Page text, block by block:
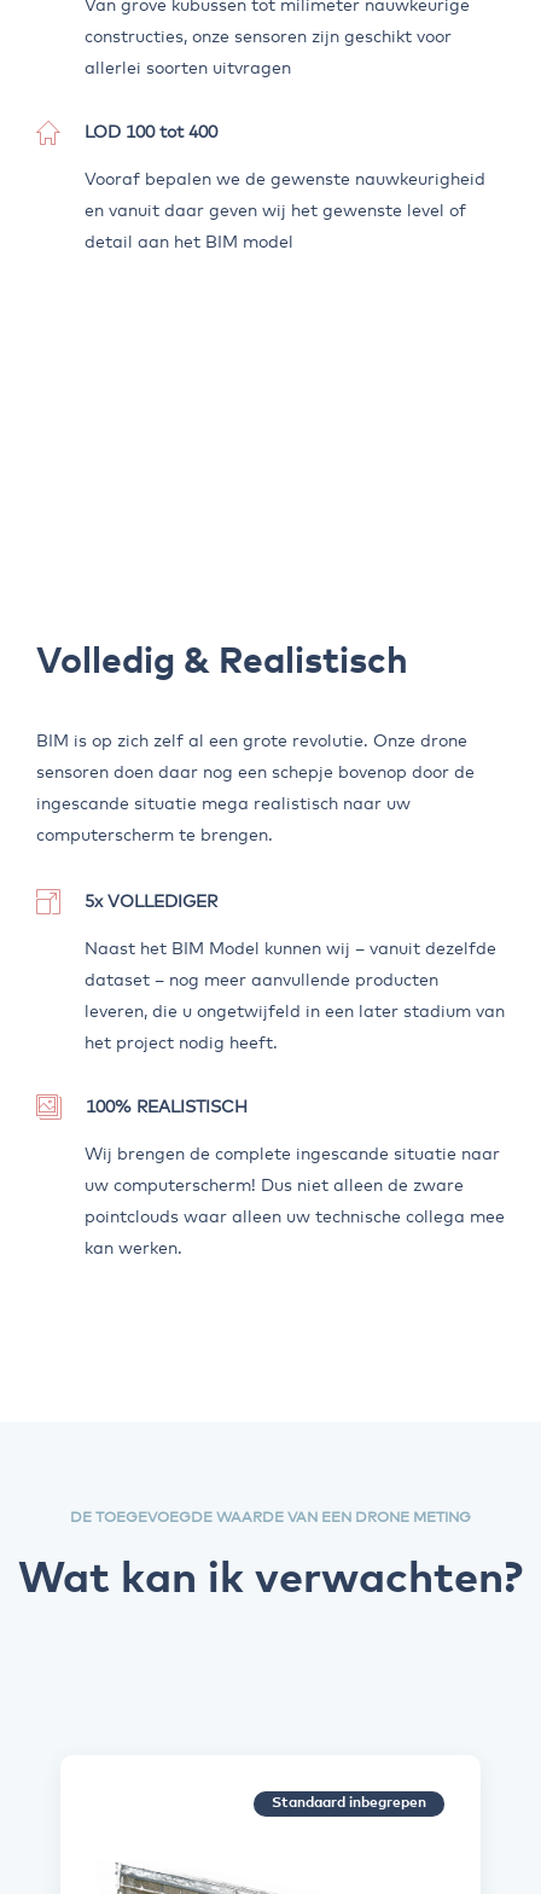
Van grove kubussen tot milimeter nauwkeurige
constructies, onze sensoren zijn geschikt voor
allerlei soorten uitvragen
LOD 100 tot 400
Vooraf bepalen we de gewenste nauwkeurigheid
en vanuit daar geven wij het gewenste level of
detail aan het BIM model
Volledig & Realistisch
BIM is op zich zelf al een grote revolutie. Onze drone
sensoren doen daar nog een schepje bovenop door de
ingescande situatie mega realistisch naar uw
computerscherm te brengen.
5x VOLLEDIGER
Naast het BIM Model kunnen wij – vanuit dezelfde
dataset – nog meer aanvullende producten
leveren, die u ongetwijfeld in een later stadium van
het project nodig heeft.
100% REALISTISCH
Wij brengen de complete ingescande situatie naar
uw computerscherm! Dus niet alleen de zware
pointclouds waar alleen uw technische collega mee
kan werken.
DE TOEGEVOEGDE WAARDE VAN EEN DRONE METING
Wat kan ik verwachten?
Standaard inbegrepen